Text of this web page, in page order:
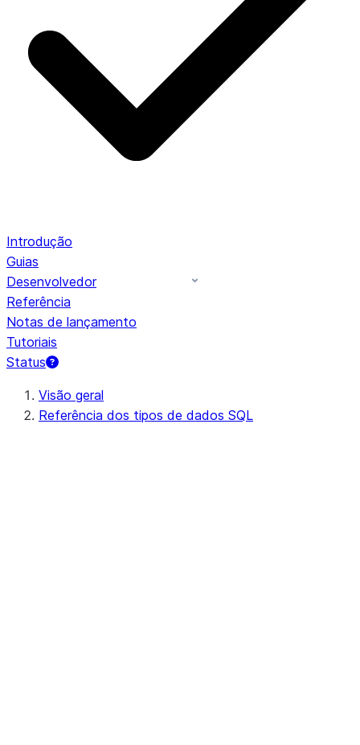
Introdução
Guias
Desenvolvedor
Referência
Notas de lançamento
Tutoriais
Status
Visão geral
Referência dos tipos de dados SQL